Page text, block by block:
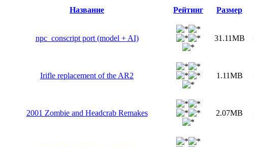
Название Рейтинг Размер
npc_conscript port (model + AI) 31.11MB
Irifle replacement of the AR2 1.11MB
2001 Zombie and Headcrab Remakes 2.07MB